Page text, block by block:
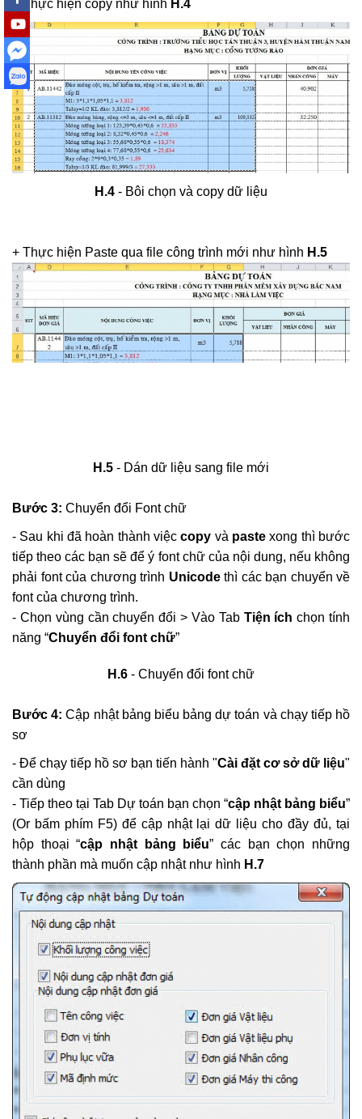
+ Thực hiện copy như hình H.4
H.4 - Bôi chọn và copy dữ liệu
+ Thực hiện Paste qua file công trình mới như hình H.5
H.5 - Dán dữ liệu sang file mới
Bước 3: Chuyển đổi Font chữ
- Sau khi đã hoàn thành việccopy và paste xong thì bước
tiếp theo các bạn sẽ để ý font chữ của nội dung, nếu không
phải font của chương trình Unicodethì các bạn chuyển về
font của chương trình.
- Chọn vùng cần chuyển đổi > Vào Tab Tiện ích chọn tính
năng “Chuyển đổi font chữ”
H.6 - Chuyển đổi font chữ
Bước 4:Cập nhật bảng biểu bảng dự toán và chạy tiếp hồ
sơ
- Để chạy tiếp hồ sơ bạn tiến hành "Cài đặt cơ sở dữ liệu"
cần dùng
- Tiếp theo tại Tab Dự toán bạn chọn “cập nhật bảng biểu”
(Or bấm phím F5) để cập nhật lại dữ liệu cho đầy đủ, tại
hộp thoại “cập nhật bảng biểu” các bạn chọn những
thành phần mà muốn cập nhật như hình H.7